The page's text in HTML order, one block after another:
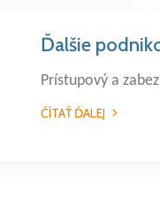
Ďalšie
Prístupový a
ČÍTAŤ ĎALEJ